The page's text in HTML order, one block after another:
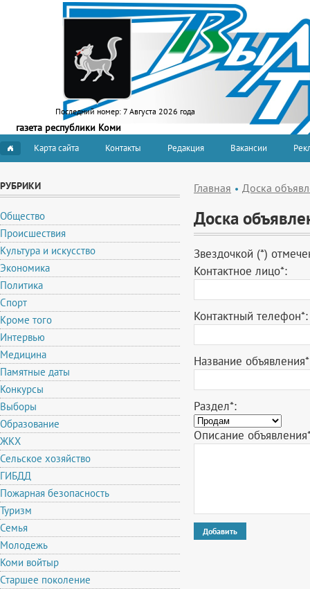
Последний номер: 7 Августа 2026 года
газета республики Коми
Карта сайта Контакты Редакция Вакансии
РУБРИКИ
Общество
Происшествия
Культура и искусство
Экономика
Политика
Спорт
Кроме того
Интервью
Медицина
Памятные даты
Конкурсы
Выборы
Образование
ЖКХ
Сельское хозяйство
ГИБДД
Пожарная безопасность
Туризм
Семья
Молодежь
Коми войтыр
Старшее поколение
Главная Доска
Доска
Звездочкой (*)
Контактное лицо*:
Контактный телефон*:
Название объявления*
Раздел*:
Описание объявления